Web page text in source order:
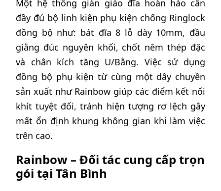
Một hệ thống giàn giáo đĩa hoàn hảo cần
đầy đủ bộ linh kiện phụ kiện chống Ringlock
đồng bộ như: bát đĩa 8 lỗ dày 10mm, đầu
giằng đúc nguyên khối, chốt nêm thép đặc
và chân kích tăng U/Bằng. Việc sử dụng
đồng bộ phụ kiện từ cùng một dây chuyền
sản xuất như Rainbow giúp các điểm kết nối
khít tuyệt đối, tránh hiện tượng rơ lệch gây
mất ổn định khung không gian khi làm việc
trên cao.
Rainbow – Đối tác cung cấp trọn
gói tại Tân Bình